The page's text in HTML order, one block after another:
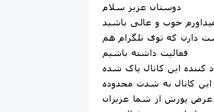
دوستان عزیز سلام
خوب و عالی باشید
دارن که توی تلگرام هم
فعالیت داشته باشیم
کننده این کانال پاک شده
کانال به شدت محدوده
عرض پوزش از شما عزیزان